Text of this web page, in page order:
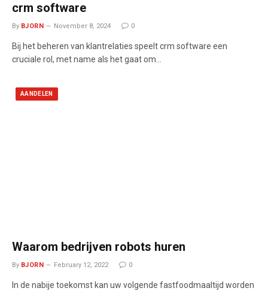
crm software
By BJORN November 8, 2024 0
Bij het beheren van klantrelaties speelt crm software een
cruciale rol, met name als het gaat om…
AANDELEN
Waarom bedrijven robots huren
By BJORN February 12, 2022 0
In de nabije toekomst kan uw volgende fastfoodmaaltijd worden